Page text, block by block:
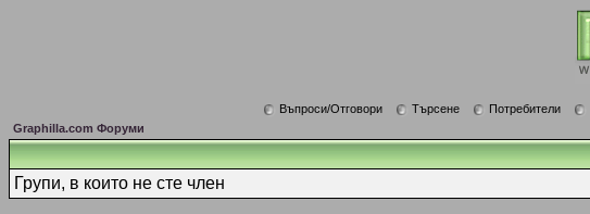
Въпроси/Отговори Търсене Потребители
Graphilla.com Форуми
Групи, в които не сте член